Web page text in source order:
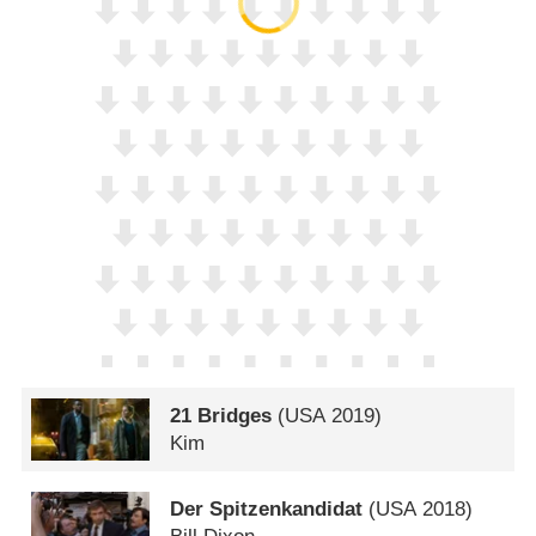
21 Bridges (USA2019)
Kim
Der Spitzenkandidat (USA2018)